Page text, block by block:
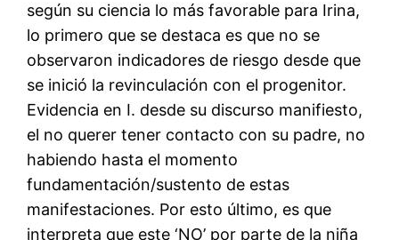
según su ciencia lo más favorable para Irina,
lo primero que se destaca es que no se
observaron indicadores de riesgo desde que
se inició la revinculación con el progenitor.
Evidencia en I. desde su discurso manifiesto,
el no querer tener contacto con su padre, no
habiendo hasta el momento
fundamentación/sustento de estas
manifestaciones. Por esto último, es que
interpreta que este ‘NO’ por parte de la niña